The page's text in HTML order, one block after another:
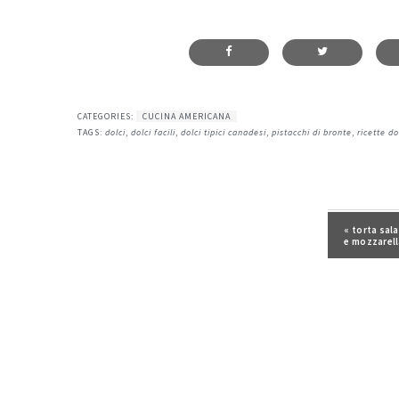
CATEGORIES:
CUCINA AMERICANA
TAGS: dolci, dolci facili, dolci tipici canadesi, pistacchi di bronte, ricette
Post
« torta
e